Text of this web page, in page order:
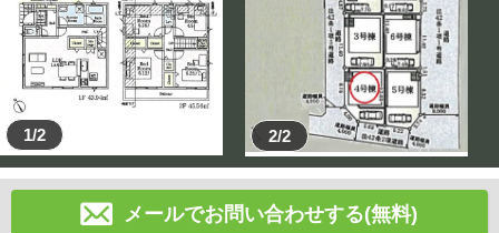
1/2 2/2
メールでお問い合わせする(無料)